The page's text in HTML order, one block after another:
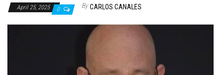
April 25, 2025 0 By CARLOS CANALES